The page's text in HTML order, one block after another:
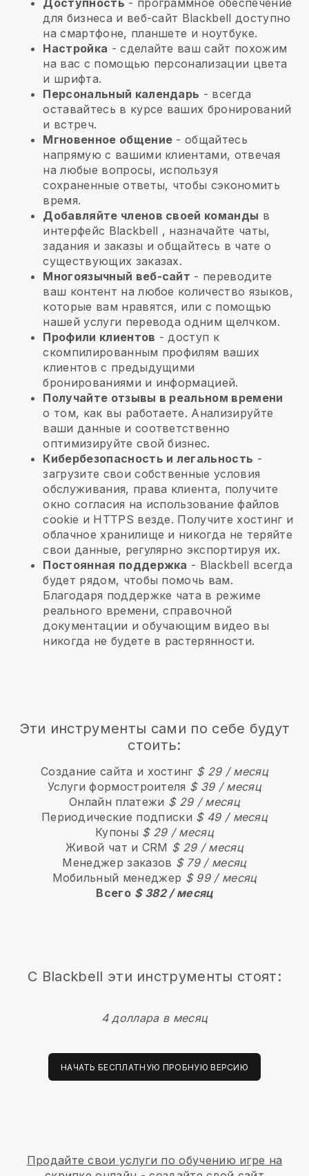
Доступность - программное обеспечение
для бизнеса и веб-сайт Blackbell доступно
на смартфоне, планшете и ноутбуке.
Настройка - сделайте ваш сайт похожим
на вас с помощью персонализации цвета
и шрифта.
Персональный календарь - всегда
оставайтесь в курсе ваших бронирований
и встреч.
Мгновенное общение - общайтесь
напрямую с вашими клиентами, отвечая
на любые вопросы, используя
сохраненные ответы, чтобы сэкономить
время.
Добавляйте членов своей команды в
интерфейс Blackbell , назначайте чаты,
задания и заказы и общайтесь в чате о
существующих заказах.
Многоязычный веб-сайт - переводите
ваш контент на любое количество языков,
которые вам нравятся, или с помощью
нашей услуги перевода одним щелчком.
Профили клиентов - доступ к
скомпилированным профилям ваших
клиентов с предыдущими
бронированиями и информацией.
Получайте отзывы в реальном времени
о том, как вы работаете. Анализируйте
ваши данные и соответственно
оптимизируйте свой бизнес.
Кибербезопасность и легальность -
загрузите свои собственные условия
обслуживания, права клиента, получите
окно согласия на использование файлов
cookie и HTTPS везде. Получите хостинг и
облачное хранилище и никогда не теряйте
свои данные, регулярно экспортируя их.
Постоянная поддержка - Blackbell всегда
будет рядом, чтобы помочь вам.
Благодаря поддержке чата в режиме
реального времени, справочной
документации и обучающим видео вы
никогда не будете в растерянности.
Эти инструменты сами по себе будут
стоить:
Создание сайта и хостинг $ 29 / месяц
Услуги формостроителя $ 39 / месяц
Онлайн платежи $ 29 / месяц
Периодические подписки $ 49 / месяц
Купоны $ 29 / месяц
Живой чат и CRM $ 29 / месяц
Менеджер заказов $ 79 / месяц
Мобильный менеджер $ 99 / месяц
Всего $ 382 / месяц
С Blackbell эти инструменты стоят:
4 доллара в месяц
НАЧАТЬ БЕСПЛАТНУЮ ПРОБНУЮ ВЕРСИЮ
Продайте свои услуги по обучению игре на